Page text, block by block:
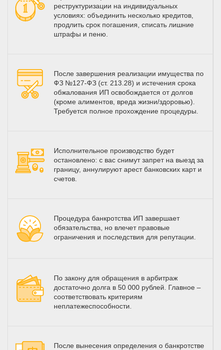
реструктуризации на индивидуальных
условиях: объединить несколько кредитов,
продлить срок погашения, списать лишние
штрафы и пеню.
После завершения реализации имущества по
ФЗ №127-ФЗ (ст. 213.28) и истечения срока
обжалования ИП освобождается от долгов
(кроме алиментов, вреда жизни/здоровью).
Требуется полное прохождение процедуры.
Исполнительное производство будет
остановлено: с вас снимут запрет на выезд за
границу, аннулируют арест банковских карт и
счетов.
Процедура банкротства ИП завершает
обязательства, но влечет правовые
ограничения и последствия для репутации.
По закону для обращения в арбитраж
достаточно долга в 50 000 рублей. Главное –
соответствовать критериям
неплатежеспособности.
После вынесения определения о банкротстве